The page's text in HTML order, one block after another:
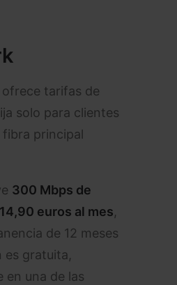
tarifas de
solo para clientes
principal
300 Mbps de
euros al mes,
de 12 meses
es gratuita,
en una de las